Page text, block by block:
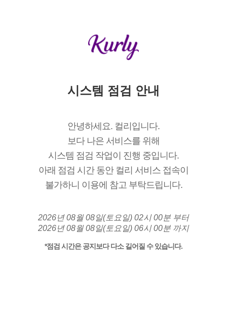
시스템 점검 안내
안녕하세요. 컬리입니다.
보다 나은 서비스를 위해
시스템 점검 작업이 진행 중입니다.
아래 점검 시간 동안 컬리 서비스 접속이
불가하니 이용에 참고 부탁드립니다.
2026년 08월 08일(토요일) 02시 00분 부터
2026년 08월 08일(토요일) 06시 00분 까지
*점검 시간은 공지보다 다소 길어질 수 있습니다.